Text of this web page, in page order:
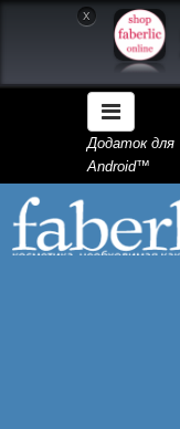
X
Додаток для
Android™